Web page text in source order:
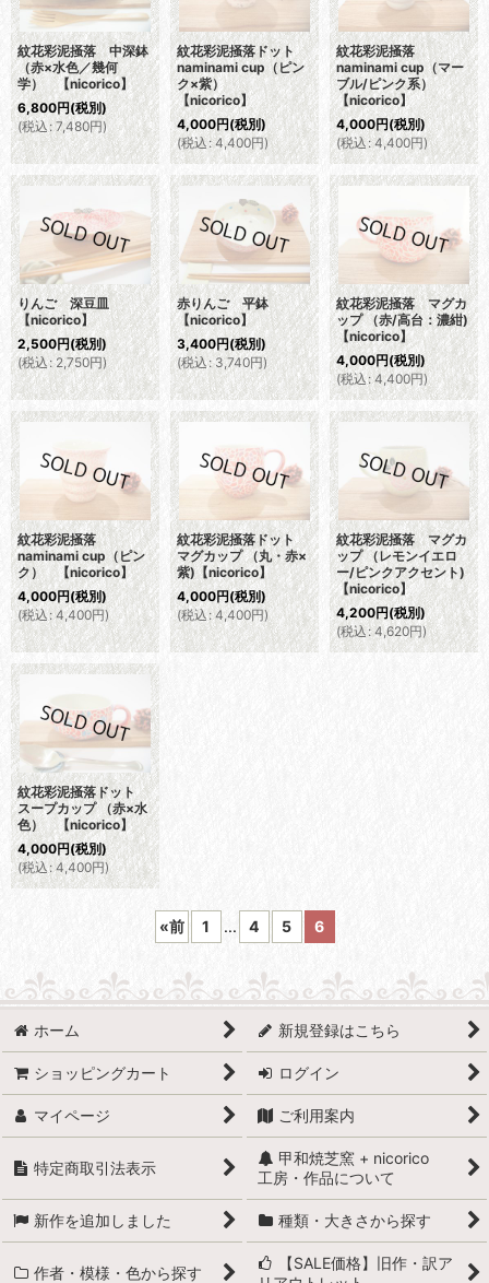
紋花彩泥掻落 中深鉢
（赤×水色／幾何
学） 【nicorico】
6,800円(税別)
(税込 : 7,480円)
紋花彩泥掻落ドット
naminami cup（ピン
ク×紫）
【nicorico】
4,000円(税別)
(税込 : 4,400円)
紋花彩泥掻落
naminami cup（マー
ブル/ピンク系）
【nicorico】
4,000円(税別)
(税込: 4,400円)
りんご 深豆皿
【nicorico】
2,500円(税別)
(税込: 2,750円)
赤りんご 平鉢
【nicorico】
3,400円(税別)
(税込: 3,740円)
紋花彩泥掻落 マグカ
ップ （赤/高台：濃紺)
【nicorico】
4,000円(税別)
(税込: 4,400円)
紋花彩泥掻落
naminami cup（ピン
ク） 【nicorico】
4,000円(税別)
(税込: 4,400円)
紋花彩泥掻落ドット
マグカップ （丸・赤×
紫)【nicorico】
4,000円(税別)
(税込 : 4,400円)
紋花彩泥掻落 マグカ
ップ （レモンイエロ
ー/ピンクアクセント)
【nicorico】
4,200円(税別)
(税込 : 4,620円)
紋花彩泥掻落ドット
スープカップ （赤×水
色） 【nicorico】
4,000円(税別)
(税込 : 4,400円)
«前 1 ... 4 5 6
ホーム 新規登録はこちら
ショッピングカート ログイン
マイページ ご利用案内
特定商取引法表示
甲和焼芝窯 + nicorico
工房・作品について
新作を追加しました 種類・大きさから探す
作者・模様・色から探す
【SALE価格】旧作・訳ア